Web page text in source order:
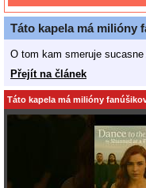
Táto kapela má milióny
O tom kam smeruje sucasne
Přejít na článek
Táto kapela má milióny